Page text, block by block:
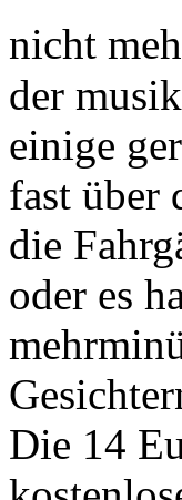
nicht
der
einige
fast über
die
oder es
Die 14